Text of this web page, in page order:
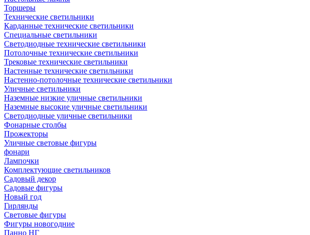
Торшеры
Технические светильники
Карданные технические светильники
Специальные светильники
Светодиодные технические светильники
Потолочные технические светильники
Трековые технические светильники
Настенные технические светильники
Настенно-потолочные технические светильники
Уличные светильники
Наземные низкие уличные светильники
Наземные высокие уличные светильники
Светодиодные уличные светильники
Фонарные столбы
Прожекторы
Уличные световые фигуры
фонари
Лампочки
Комплектующие светильников
Садовый декор
Садовые фигуры
Новый год
Гирлянды
Световые фигуры
Фигуры новогодние
Панно НГ